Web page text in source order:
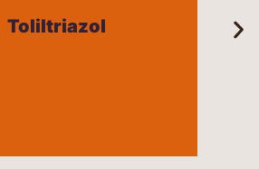
Toliltriazol
+